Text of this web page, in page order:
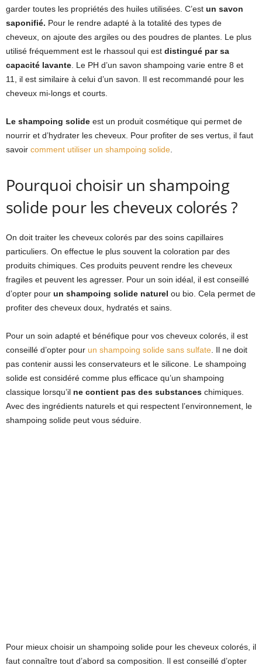
garder toutes les propriétés des huiles utilisées. C’est un savon
saponifié. Pour le rendre adapté à la totalité des types de
cheveux, on ajoute des argiles ou des poudres de plantes. Le plus
utilisé fréquemment est le rhassoul qui est distingué par sa
capacité lavante . Le PH d’un savon shampoing varie entre 8 et
11, il est similaire à celui d’un savon. Il est recommandé pour les
cheveux mi-longs et courts.
Le shampoing solide est un produit cosmétique qui permet de
nourrir et d’hydrater les cheveux. Pour profiter de ses vertus, il faut
savoir comment utiliser un shampoing solide
Pourquoi choisir un shampoing
solide pour les cheveux colorés ?
On doit traiter les cheveux colorés par des soins capillaires
particuliers. On effectue le plus souvent la coloration par des
produits chimiques. Ces produits peuvent rendre les cheveux
fragiles et peuvent les agresser. Pour un soin idéal, il est conseillé
d’opter pour un shampoing solide naturel ou bio. Cela permet de
profiter des cheveux doux, hydratés et sains.
Pour un soin adapté et bénéfique pour vos cheveux colorés, il est
conseillé d’opter pour un shampoing solide sans sulfate . Il ne doit
pas contenir aussi les conservateurs et le silicone. Le shampoing
solide est considéré comme plus efficace qu’un shampoing
classique lorsqu’il ne contient pas des substances chimiques.
Avec des ingrédients naturels et qui respectent l’environnement, le
shampoing solide peut vous séduire.
Pour mieux choisir un shampoing solide pour les cheveux colorés, il
faut connaître tout d’abord sa composition. Il est conseillé d’opter